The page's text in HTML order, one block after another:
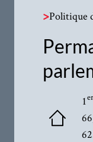
>Politique
1er